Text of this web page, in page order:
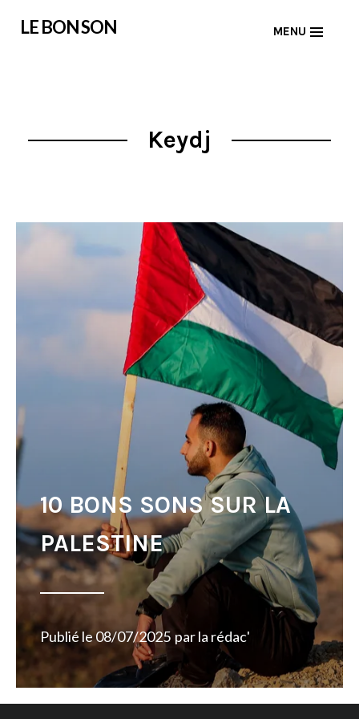
LE BON SON MENU
Keydj
10 BONS SONS SUR LA
PALESTINE
Publié le08/07/2025 parla rédac'